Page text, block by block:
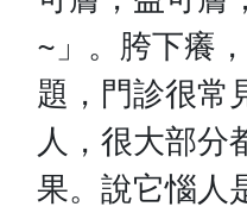
~」。胯下癢
題，門診很常
人，很大部分
果。說它惱人